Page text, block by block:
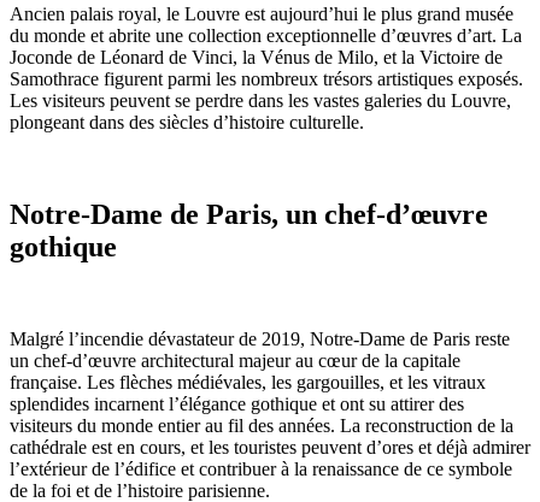
Ancien palais royal, le Louvre est aujourd’hui le plus grand musée
du monde et abrite une collection exceptionnelle d’œuvres d’art. La
Joconde de Léonard de Vinci, la Vénus de Milo, et la Victoire de
Samothrace figurent parmi les nombreux trésors artistiques exposés.
Les visiteurs peuvent se perdre dans les vastes galeries du Louvre,
plongeant dans des siècles d’histoire culturelle.
Notre-Dame de Paris, un chef-d’œuvre
gothique
Malgré l’incendie dévastateur de 2019, Notre-Dame de Paris reste
un chef-d’œuvre architectural majeur au cœur de la capitale
française. Les flèches médiévales, les gargouilles, et les vitraux
splendides incarnent l’élégance gothique et ont su attirer des
visiteurs du monde entier au fil des années. La reconstruction de la
cathédrale est en cours, et les touristes peuvent d’ores et déjà admirer
l’extérieur de l’édifice et contribuer à la renaissance de ce symbole
de la foi et de l’histoire parisienne.